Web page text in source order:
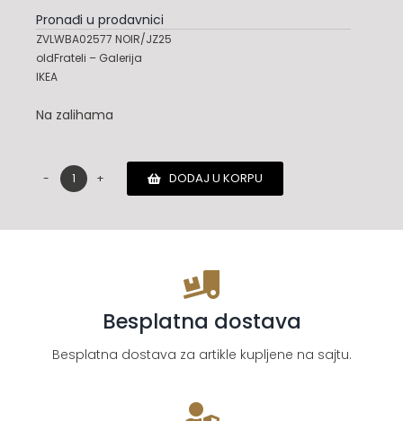
Pronađi u prodavnici
ZVLWBA02577 NOIR/JZ25
oldFrateli – Galerija
IKEA
Na zalihama
Zadig
DODAJ U KORPU
Besplatna dostava
Besplatna dostava za artikle kupljene na sajtu.